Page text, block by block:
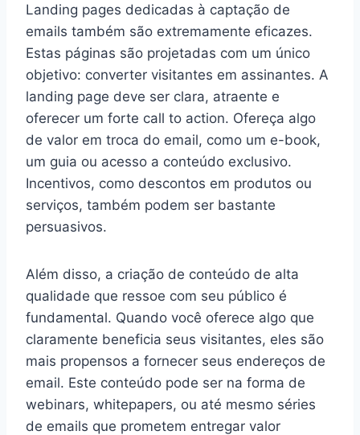
Landing pages dedicadas à captação de
emails também são extremamente eficazes.
Estas páginas são projetadas com um único
objetivo: converter visitantes em assinantes. A
landing page deve ser clara, atraente e
oferecer um forte call to action. Ofereça algo
de valor em troca do email, como um e-book,
um guia ou acesso a conteúdo exclusivo.
Incentivos, como descontos em produtos ou
serviços, também podem ser bastante
persuasivos.
Além disso, a criação de conteúdo de alta
qualidade que ressoe com seu público é
fundamental. Quando você oferece algo que
claramente beneficia seus visitantes, eles são
mais propensos a fornecer seus endereços de
email. Este conteúdo pode ser na forma de
webinars, whitepapers, ou até mesmo séries
de emails que prometem entregar valor